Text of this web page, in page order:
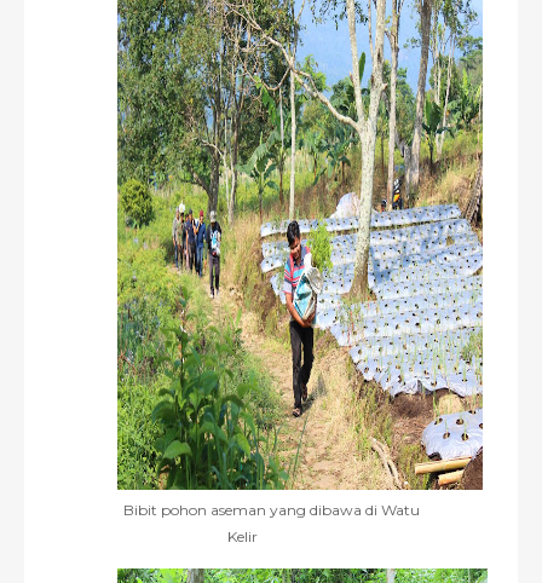
Bibit pohon aseman yang dibawa di Watu
Kelir